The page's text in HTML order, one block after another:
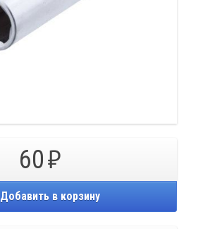
60
Добавить в корзину